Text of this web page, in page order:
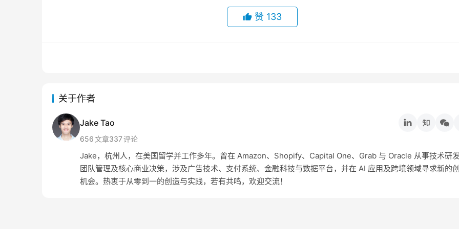
赞 133
关于作者
Jake Tao
656文章337评论
Jake，杭州人，在美国留学并工作多年。曾在 Amazon、Shopify、Capital One、Grab 与 Oracle 从事技术研发
团队管理及核心商业决策，涉及广告技术、支付系统、金融科技与数据平台，并在 AI 应用及跨境领域寻求新的
机会。热衷于从零到一的创造与实践，若有共鸣，欢迎交流！